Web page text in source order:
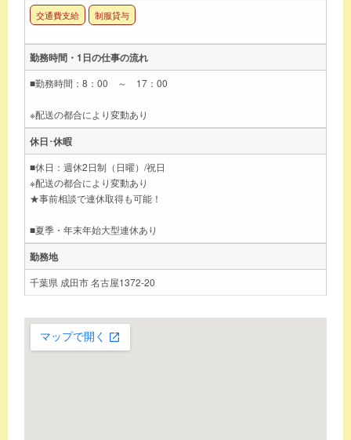
交通費支給 制服貸与
勤務時間・1日の仕事の流れ
■勤務時間：8：00 ～ 17：00
※配送の都合により変動あり
休日･休暇
■休日：週休2日制（日曜）/祝日
※配送の都合により変動あり
★事前相談で連休取得も可能！
■夏季・年末年始大型連休あり
勤務地
千葉県 成田市 名古屋1372-20